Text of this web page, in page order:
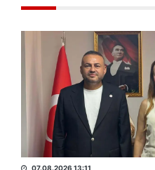
HABER MERKEZİ
07.08.2026 13:11